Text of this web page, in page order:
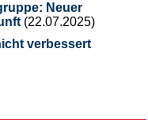
Neuer
(22.07.2025)
verbessert